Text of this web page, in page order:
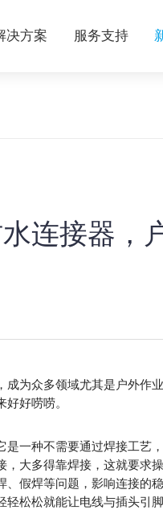
决方案 服务支持
连接器，
为众多领域尤其是户外作
好唠唠。
是一种不需要通过焊接工艺
大多得靠焊接，这就要求
假焊等问题，影响连接的
松松就能让电线与插头引